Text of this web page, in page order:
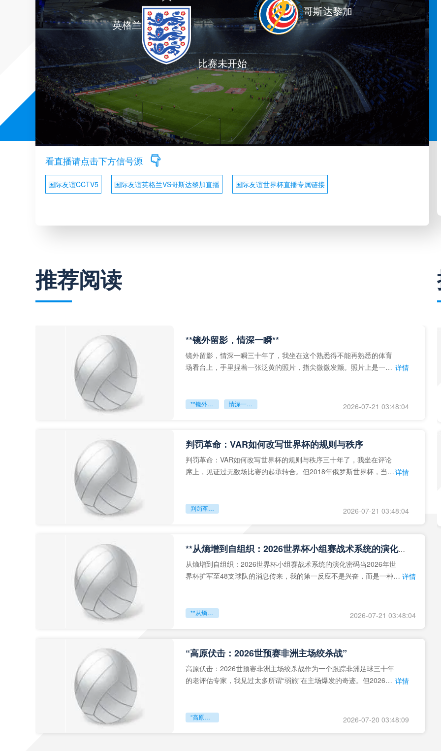
英格兰
比赛未开始
哥斯达黎加
看直播请点击下方信号源
国际友谊CCTV5 国际友谊英格兰VS哥斯达黎加直播 国际友谊世界杯直播专属链接
推荐阅读
**镜外留影，情深一瞬**
镜外留影，情深一瞬三十年了，我坐在这个熟悉得不能再熟悉的体育
场看台上，手里捏着一张泛黄的照片，指尖微微发颤。照片上是一个 详情
**镜外留影 情深一瞬** 2026-07-21 03:48:04
判罚革命：VAR如何改写世界杯的规则与秩序
判罚革命：VAR如何改写世界杯的规则与秩序三十年了，我坐在评论
席上，见证过无数场比赛的起承转合。但2018年俄罗斯世界杯，当
详情
判罚革命：VAR如何改写世界杯的规则与秩序 2026-07-21 03:48:04
**从熵增到自组织：2026世界杯小组赛战术系统的演化密码**
从熵增到自组织：2026世界杯小组赛战术系统的演化密码当2026年世
界杯扩军至48支球队的消息传来，我的第一反应不是兴奋，而是一种深 详情
**从熵增到自组织：2026世界杯小组赛战术系统的演化密码** 2026-07-21 03:48:04
“高原伏击：2026世预赛非洲主场绞杀战”
高原伏击：2026世预赛非洲主场绞杀战作为一个跟踪非洲足球三十年
的老评估专家，我见过太多所谓“弱旅”在主场爆发的奇迹。但2026年 详情
“高原伏击：2026世预赛非洲主场绞杀战” 2026-07-20 03:48:09